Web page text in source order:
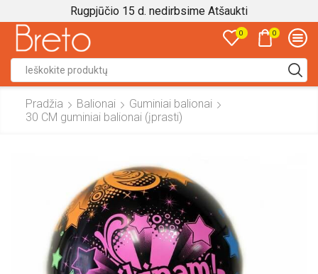
Rugpjūčio 15 d. nedirbsime Atšaukti
0 0
input
Pradžia Balionai
Guminiai balionai
30 CM guminiai balionai (įprasti)